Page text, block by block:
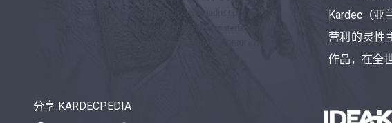
Kardec（亚
营利的灵性
作品，在全
分享 KARDECPEDIA